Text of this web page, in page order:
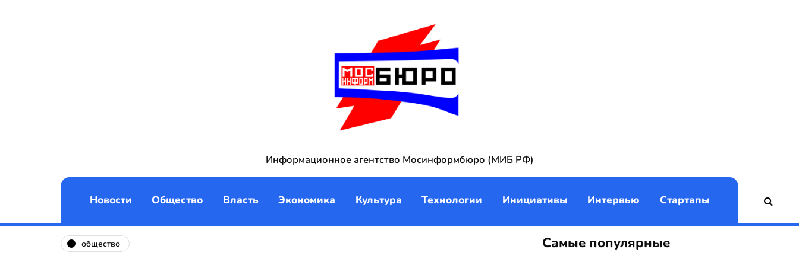
Информационное агентство Мосинформбюро (МИБ РФ)
Новости Общество Власть Экономика Культура Технологии Инициативы Интервью Стартапы
общество Самые популярные